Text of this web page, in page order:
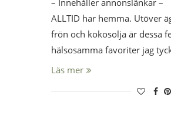
– Innehåller annonslänkar –
ALLTID har hemma. Utöver
frön och kokosolja är dessa
hälsosamma favoriter jag
Läs mer